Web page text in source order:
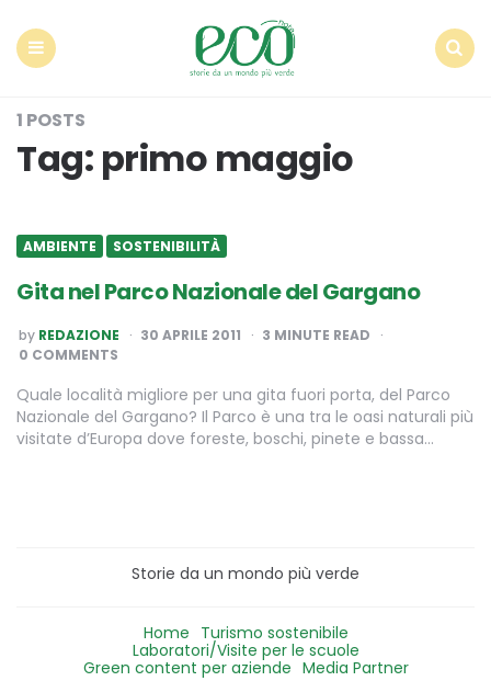
1 POSTS
Tag: primo maggio
AMBIENTE SOSTENIBILITÀ
Gita nel Parco Nazionale del Gargano
POSTED
BY
by REDAZIONE 30 APRILE 2011 3 MINUTE READ
0 COMMENTS
Quale località migliore per una gita fuori porta, del Parco
Nazionale del Gargano? Il Parco è una tra le oasi naturali più
visitate d’Europa dove foreste, boschi, pinete e bassa…
Storie da un mondo più verde
Home Turismo sostenibile
Laboratori/Visite per le scuole
Green content per aziende Media Partner